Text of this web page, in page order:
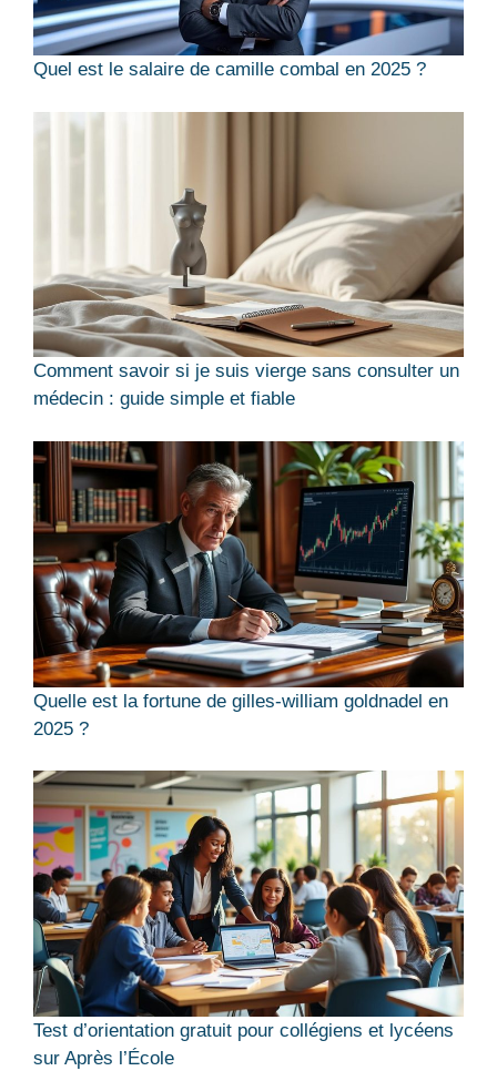
Quel est le salaire de camille combal en 2025 ?
Comment savoir si je suis vierge sans consulter un
médecin : guide simple et fiable
Quelle est la fortune de gilles-william goldnadel en
2025 ?
Test d’orientation gratuit pour collégiens et lycéens
sur Après l’École